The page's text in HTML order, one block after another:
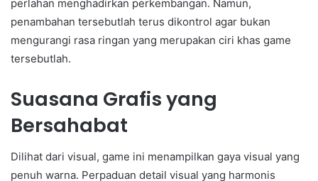
perlahan menghadirkan perkembangan. Namun,
penambahan tersebutlah terus dikontrol agar bukan
mengurangi rasa ringan yang merupakan ciri khas game
tersebutlah.
Suasana Grafis yang
Bersahabat
Dilihat dari visual, game ini menampilkan gaya visual yang
penuh warna. Perpaduan detail visual yang harmonis